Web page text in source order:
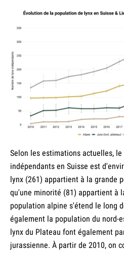
Selon les estimations actuelles,
indépendants en Suisse est
lynx (261) appartient à la grande
qu'une minorité (81) appartient à
population alpine s'étend le long
également la population du nord-
lynx du Plateau font également
jurassienne. À partir de 2010, on